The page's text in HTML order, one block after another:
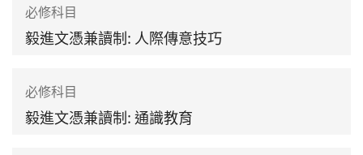
必修科目
毅進文憑兼讀制: 人際傳意技巧
必修科目
毅進文憑兼讀制: 通識教育